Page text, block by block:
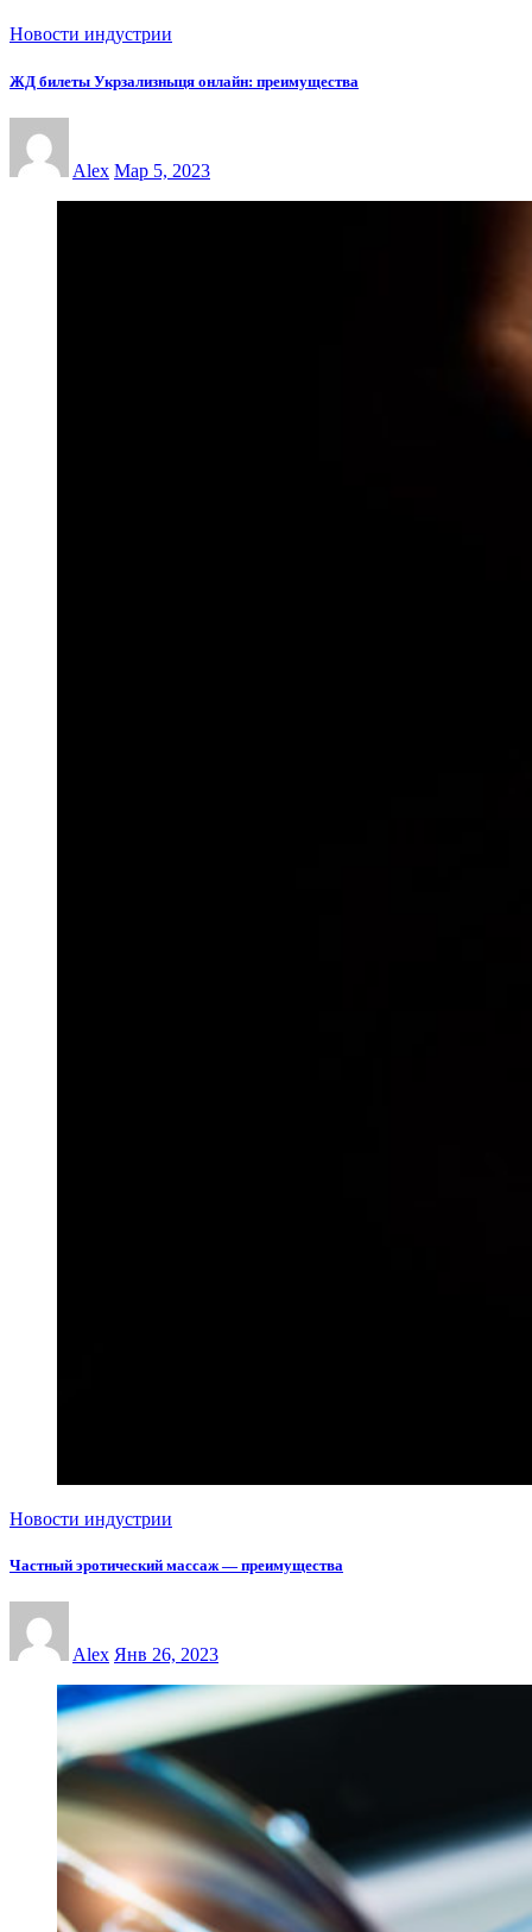
Новости индустрии
ЖД билеты Укрзализныця онлайн: преимущества
Alex Мар 5, 2023
Новости индустрии
Частный эротический массаж — преимущества
Alex Янв 26, 2023